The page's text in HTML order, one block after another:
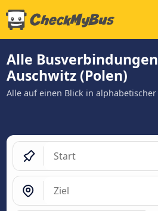
Alle
Auschwitz (Polen)
Alle auf einen Blick in